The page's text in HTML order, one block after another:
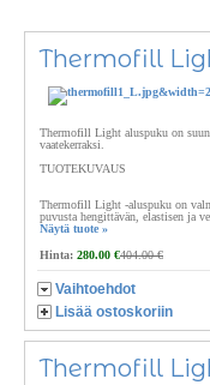
Thermofill
Thermofill Light aluspuku on
vaatekerraksi.
TUOTEKUVAUS
Thermofill Light -aluspuku on
puvusta hengittävän, elastisen ja
Näytä tuote »
Hinta: 280.00 €404.00 €
Vaihtoehdot
Lisää ostoskoriin
Thermofill